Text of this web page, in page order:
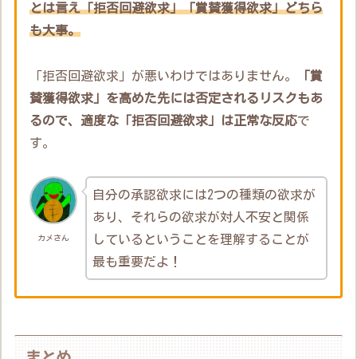
とは言え「拒否回避欲求」「賞賛獲得欲求」どちら
も大事。
「拒否回避欲求」が悪いわけではありません。
「賞
賛獲得欲求」を高めた先には否定されるリスクもあ
るので、適度な「拒否回避欲求」は正常な反応で
す。
カメさん
自分の承認欲求には2つの種類の欲求が
あり、それらの欲求が対人不安と関係
しているということを理解することが
最も重要だよ！